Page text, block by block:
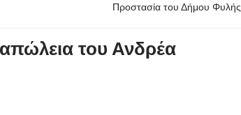
Προστασία του Δήμου Φυλής
του Ανδρέα